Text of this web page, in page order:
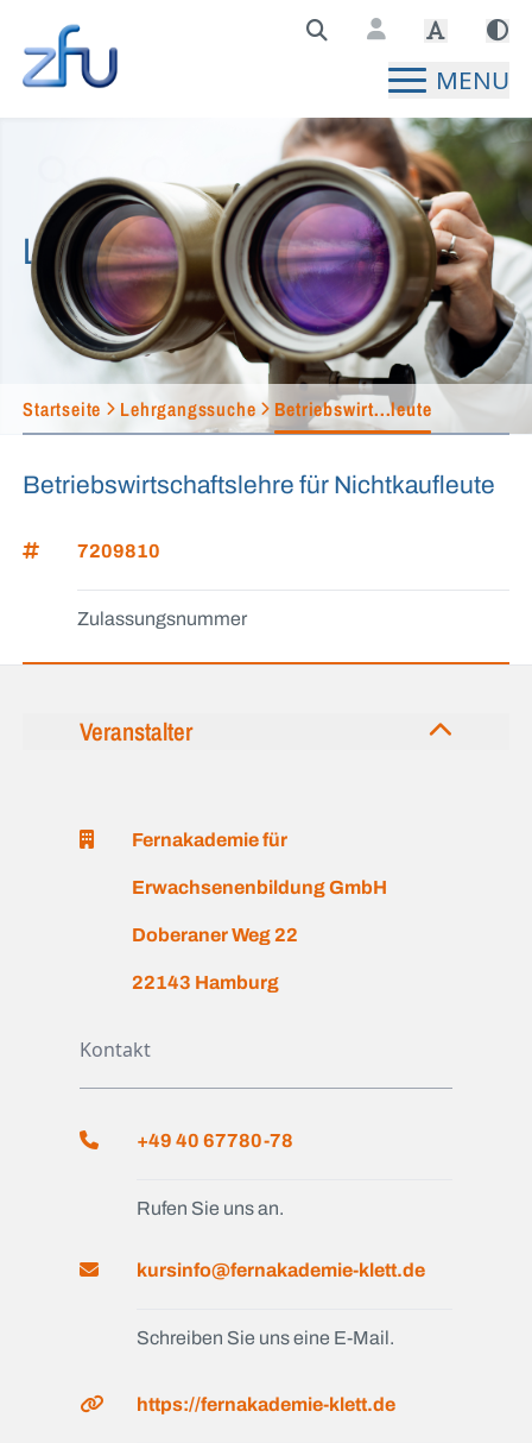
Zentralstelle für Fernunterricht Hauptseite
MENU
Lehrgangssuche
Startseite Lehrgangssuche Betriebswirt...leute
Betriebswirtschaftslehre für Nichtkaufleute
7209810
Zulassungsnummer
Veranstalter
Fernakademie für
Erwachsenenbildung GmbH
Doberaner Weg 22
22143 Hamburg
Kontakt
+49 40 67780-78
Rufen Sie uns an.
kursinfo@fernakademie-klett.de
Schreiben Sie uns eine E-Mail.
https://fernakademie-klett.de